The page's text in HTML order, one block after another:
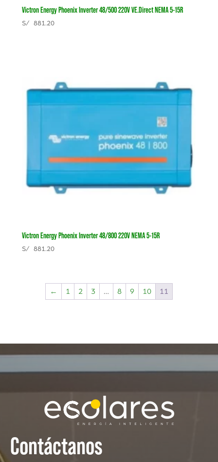
Victron Energy Phoenix Inverter 48/500 220V VE.Direct NEMA 5-15R
S/881.20
Victron Energy Phoenix Inverter 48/800 220V NEMA 5-15R
S/881.20
← 1 2 3 … 8 9 10 11
Contáctanos